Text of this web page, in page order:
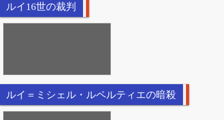
ルイ16世の裁判
ルイ＝ミシェル・ルペルティエの暗殺